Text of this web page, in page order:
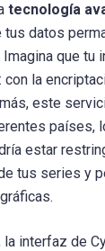
tecnología
tus datos
que tu
con la
este
países,
estar
tus series y
interfaz de